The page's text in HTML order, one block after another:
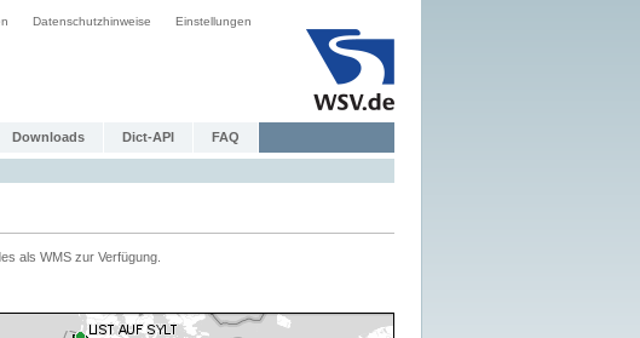
Datenschutzhinweise Einstellungen
Downloads Dict-API FAQ
als WMS zur Verfügung.